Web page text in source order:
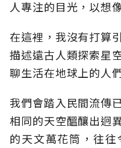
人專注的目光，以想
在這裡，我沒有打算
描述遠古人類探索星
聊生活在地球上的人
我們會踏入民間流傳
相同的天空醞釀出迥
的天文萬花筒，往